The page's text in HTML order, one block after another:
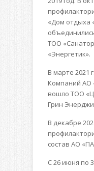
«Дом отдыха
ТОО
«Энергетик».
В марте 2021
Компаний АО
вошло ТОО
Грин
В декабре
состав АО
С 26 июня по